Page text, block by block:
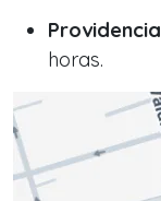
Providencia
horas.